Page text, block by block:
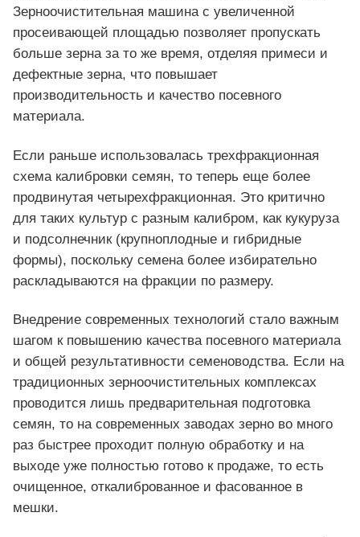
Зерноочистительная машина с увеличенной
просеивающей площадью позволяет пропускать
больше зерна за то же время, отделяя примеси и
дефектные зерна, что повышает
производительность и качество посевного
материала.
Если раньше использовалась трехфракционная
схема калибровки семян, то теперь еще более
продвинутая четырехфракционная. Это критично
для таких культур с разным калибром, как кукуруза
и подсолнечник (крупноплодные и гибридные
формы), поскольку семена более избирательно
раскладываются на фракции по размеру.
Внедрение современных технологий стало важным
шагом к повышению качества посевного материала
и общей результативности семеноводства. Если на
традиционных зерноочистительных комплексах
проводится лишь предварительная подготовка
семян, то на современных заводах зерно во много
раз быстрее проходит полную обработку и на
выходе уже полностью готово к продаже, то есть
очищенное, откалиброванное и фасованное в
мешки.